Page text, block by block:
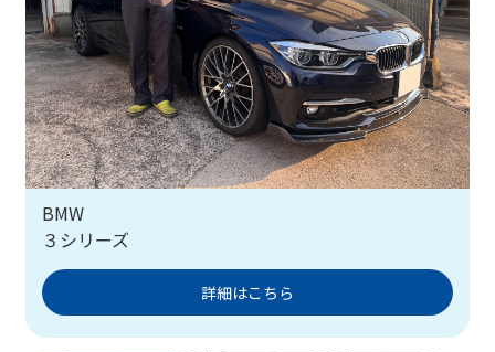
BMW
３シリーズ
詳細はこちら